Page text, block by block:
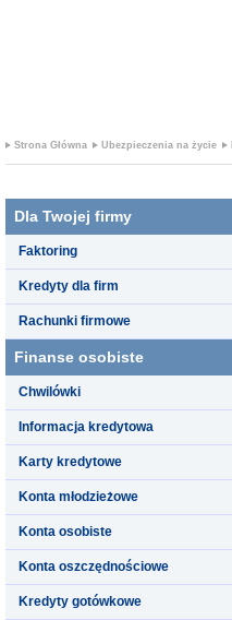
Strona Główna Ubezpieczenia na życie
Dla Twojej firmy
Faktoring
Kredyty dla firm
Rachunki firmowe
Finanse osobiste
Chwilówki
Informacja kredytowa
Karty kredytowe
Konta młodzieżowe
Konta osobiste
Konta oszczędnościowe
Kredyty gotówkowe